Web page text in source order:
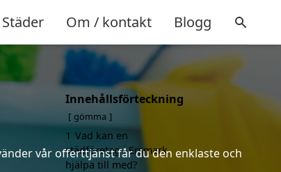
Städer Om / kontakt Blogg
vår offerttjänst får du den enklaste och
Innehållsförteckning
gömma
1 Vad kan en
städföretag i Ersmark
hjälpa till med?